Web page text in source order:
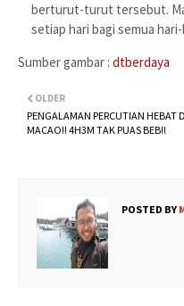
berturut-turut tersebut.
setiap hari bagi semua
Sumber gambar : dtberdaya
OLDER
PENGALAMAN PERCUTIAN HEBAT
MACAO!! 4H3M TAK PUAS BEB!!
POSTED BY